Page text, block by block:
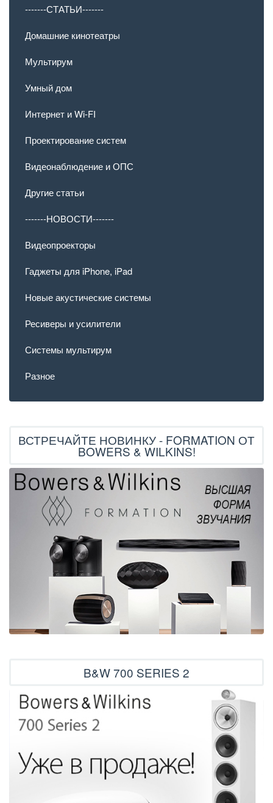
-------СТАТЬИ-------
Домашние кинотеатры
Мультирум
Умный дом
Интернет и Wi-FI
Проектирование систем
Видеонаблюдение и ОПС
Другие статьи
-------НОВОСТИ-------
Видеопроекторы
Гаджеты для iPhone, iPad
Новые акустические системы
Ресиверы и усилители
Системы мультирум
Разное
ВСТРЕЧАЙТЕ НОВИНКУ - FORMATION ОТ
BOWERS & WILKINS!
B&W 700 SERIES 2